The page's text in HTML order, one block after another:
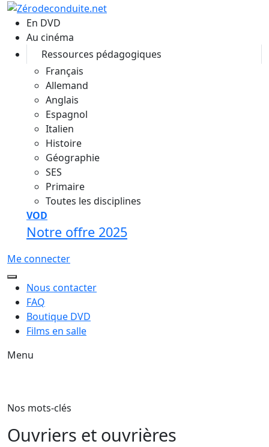
Aller au contenu principal
En DVD
Au cinéma
Ressources pédagogiques
Français
Allemand
Anglais
Espagnol
Italien
Histoire
Géographie
SES
Primaire
Toutes les disciplines
VOD
Notre offre 2025
Me connecter
Nous contacter
FAQ
Boutique DVD
Films en salle
Menu
Nos mots-clés
Ouvriers et ouvrières